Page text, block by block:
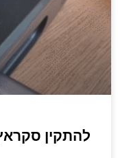
להתקין